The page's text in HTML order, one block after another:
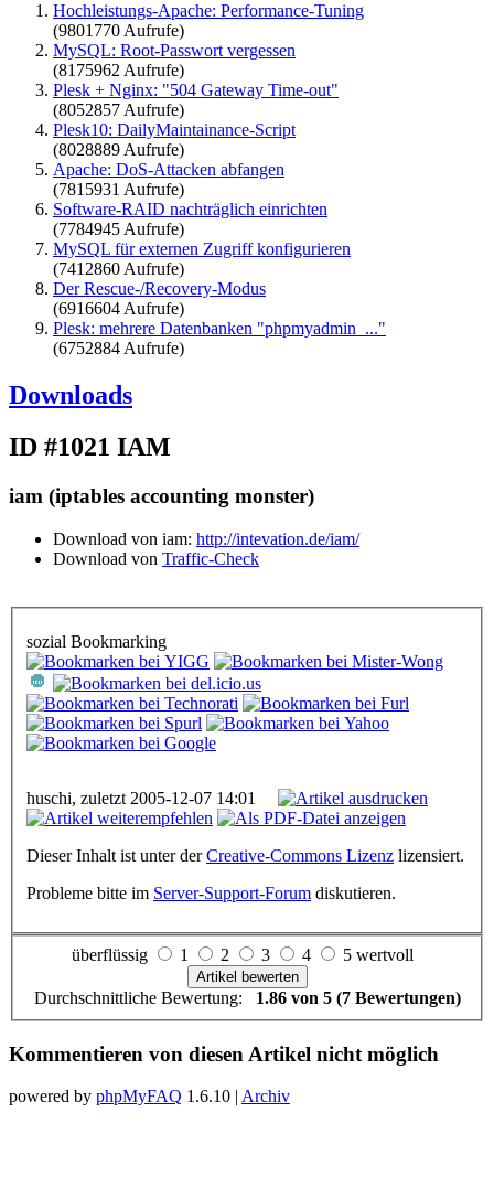
Hochleistungs-Apache: Performance-Tuning
(9801770 Aufrufe)
MySQL: Root-Passwort vergessen
(8175962 Aufrufe)
Plesk + Nginx: "504 Gateway Time-out"
(8052857 Aufrufe)
Plesk10: DailyMaintainance-Script
(8028889 Aufrufe)
Apache: DoS-Attacken abfangen
(7815931 Aufrufe)
Software-RAID nachträglich einrichten
(7784945 Aufrufe)
MySQL für externen Zugriff konfigurieren
(7412860 Aufrufe)
Der Rescue-/Recovery-Modus
(6916604 Aufrufe)
Plesk: mehrere Datenbanken "phpmyadmin_..."
(6752884 Aufrufe)
Downloads
ID #1021 IAM
iam (iptables accounting monster)
Download von iam: http://intevation.de/iam/
Download von Traffic-Check
sozial Bookmarking
huschi, zuletzt 2005-12-07 14:01
Dieser Inhalt ist unter derCreative-Commons Lizenz lizensiert.
Probleme bitte im Server-Support-Forum diskutieren.
überflüssig 1 2 3 4 5 wertvoll
Durchschnittliche Bewertung: 1.86 von 5 (7 Bewertungen)
Kommentieren von diesen Artikel nicht möglich
powered by phpMyFAQ 1.6.10 | Archiv